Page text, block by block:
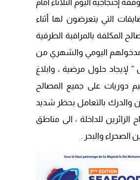
اليوم الثلاثاء أمام
التي يتعرضون لها أثناء
المكلفة بالمراقبة الطرقية
مدخولهم اليومي والشهري من
لإيجاد حلول مرضية ، وابلاغ
دوريات على جميع المصالح
والدرك بالتعامل بحظر شديد
للداخلة ، الى مناطق
الصحراء والبحر .